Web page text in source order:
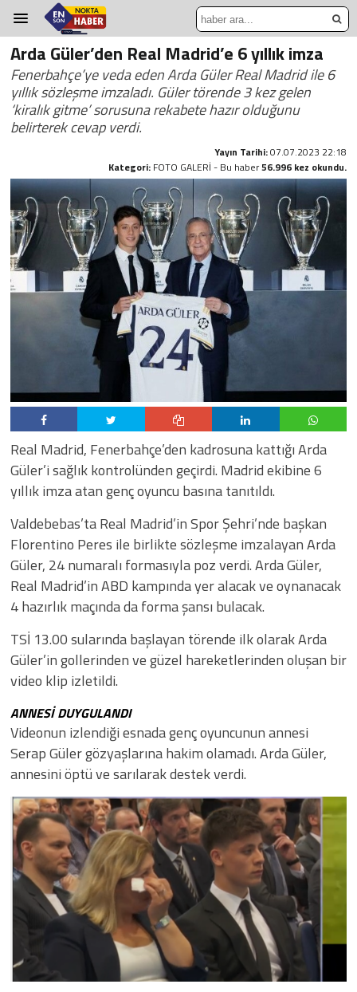
Arda Güler’den Real Madrid’e 6 yıllık imza
Fenerbahçe’ye veda eden Arda Güler Real Madrid ile 6
yıllık sözleşme imzaladı. Güler törende 3 kez gelen
‘kiralık gitme’ sorusuna rekabete hazır olduğunu
belirterek cevap verdi.
Yayın Tarihi:07.07.2023 22:18
Kategori: FOTO GALERİ - Bu haber56.996 kez okundu.
Real Madrid, Fenerbahçe’den kadrosuna kattığı Arda
Güler’i sağlık kontrolünden geçirdi. Madrid ekibine 6
yıllık imza atan genç oyuncu basına tanıtıldı.
Valdebebas’ta Real Madrid’in Spor Şehri’nde başkan
Florentino Peres ile birlikte sözleşme imzalayan Arda
Güler, 24 numaralı formasıyla poz verdi. Arda Güler,
Real Madrid’in ABD kampında yer alacak ve oynanacak
4 hazırlık maçında da forma şansı bulacak.
TSİ 13.00 sularında başlayan törende ilk olarak Arda
Güler’in gollerinden ve güzel hareketlerinden oluşan bir
video klip izletildi.
ANNESİ DUYGULANDI
Videonun izlendiği esnada genç oyuncunun annesi
Serap Güler gözyaşlarına hakim olamadı. Arda Güler,
annesini öptü ve sarılarak destek verdi.